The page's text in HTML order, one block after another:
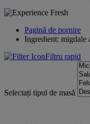
Pagină de pornire
Ingredient: migdale
Filtru rapid
Selectați tipul de masă